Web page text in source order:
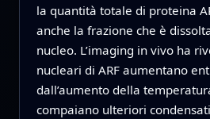
la quantità totale di proteina
anche la frazione che è
nucleo. L’imaging in vivo ha
nucleari di ARF aumentano
dall’aumento della
compaiano ulteriori